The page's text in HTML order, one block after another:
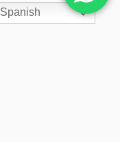
Spanish